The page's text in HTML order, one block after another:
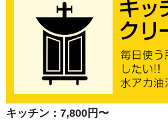
キッチン：7,800円〜